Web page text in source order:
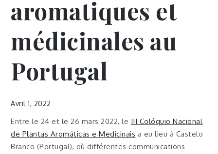
aromatiques et
médicinales au
Portugal
Avril 1, 2022
Entre le 24 et le 26 mars 2022, le III Colóquio Nacional
de Plantas Aromáticas e Medicinais a eu lieu à Castelo
Branco (Portugal), où différentes communications